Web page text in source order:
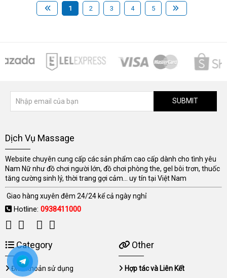
1 2 3 4 5
SUBMIT
Dịch Vụ Massage
Website chuyên cung cấp các sản phẩm cao cấp dành cho tình yêu
Nam Nữ như đồ chơi người lớn, đồ chơi phòng the, gel bôi trơn, thuốc
tăng cường sinh lý, thời trang gợi cảm... uy tín tại Việt Nam
Giao hàng xuyên đêm 24/24 kể cả ngày nghỉ
Hotline: 0938411000
Category
Điều khoản sử dụng
Other
Hợp tác và Liên Kết